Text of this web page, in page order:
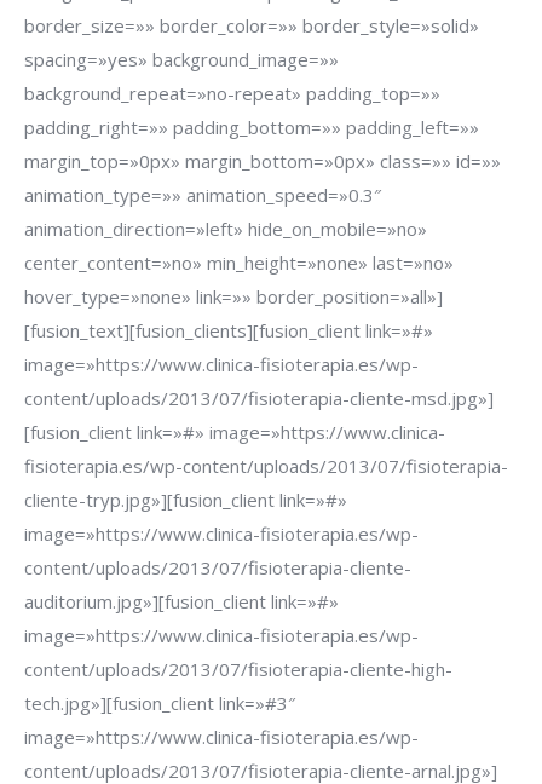
border_size=»» border_color=»» border_style=»solid»
spacing=»yes» background_image=»»
background_repeat=»no-repeat» padding_top=»»
padding_right=»» padding_bottom=»» padding_left=»»
margin_top=»0px» margin_bottom=»0px» class=»» id=»»
animation_type=»» animation_speed=»0.3″
animation_direction=»left» hide_on_mobile=»no»
center_content=»no» min_height=»none» last=»no»
hover_type=»none» link=»» border_position=»all»]
[fusion_text][fusion_clients][fusion_client link=»#»
image=»https://www.clinica-fisioterapia.es/wp-
content/uploads/2013/07/fisioterapia-cliente-msd.jpg»]
[fusion_client link=»#» image=»https://www.clinica-
fisioterapia.es/wp-content/uploads/2013/07/fisioterapia-
cliente-tryp.jpg»][fusion_client link=»#»
image=»https://www.clinica-fisioterapia.es/wp-
content/uploads/2013/07/fisioterapia-cliente-
auditorium.jpg»][fusion_client link=»#»
image=»https://www.clinica-fisioterapia.es/wp-
content/uploads/2013/07/fisioterapia-cliente-high-
tech.jpg»][fusion_client link=»#3″
image=»https://www.clinica-fisioterapia.es/wp-
content/uploads/2013/07/fisioterapia-cliente-arnal.jpg»]